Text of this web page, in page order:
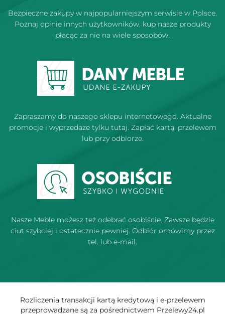
Bezpieczne zakupy w najpopularniejszym serwisie w Polsce.
Poznaj opinie innych użytkowników, kup nasze produkty
płacąc za nie na wiele sposobów.
Zapraszamy do naszego sklepu internetowego. Aktualne
promocje i wyprzedaże tylku tutaj. Zapłać kartą, przelewem
lub przy odbiorze.
Nasze Meble możesz też odebrać osobiście. Zawsze będzie
ciut szybciej i ostatecznie pewniej. Odbiór omówimy przez
tel. lub e-mail.
Rozliczenia transakcji kartą kredytową i e-przelewem
przeprowadzane są za pośrednictwem Przelewy24.pl